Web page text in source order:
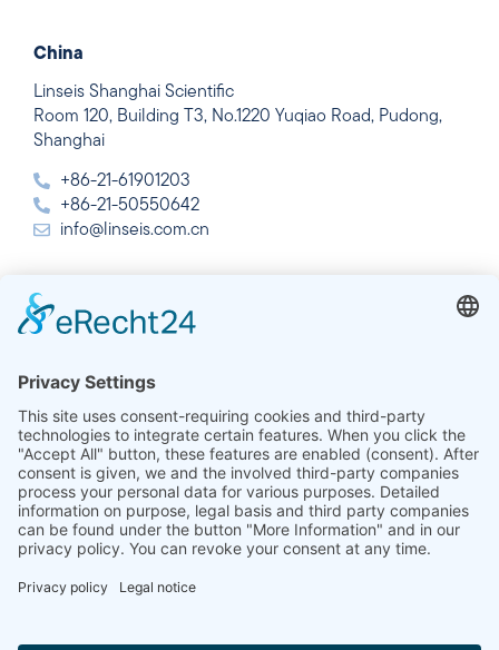
China
Linseis Shanghai Scientific
Room 120, Building T3, No.1220 Yuqiao Road, Pudong,
Shanghai
+86-21-61901203
+86-21-50550642
info@linseis.com.cn
Índia
Plot 65, 2nd Floor, Sai Enclave,
+91-11-42883851
sales@linseis.in